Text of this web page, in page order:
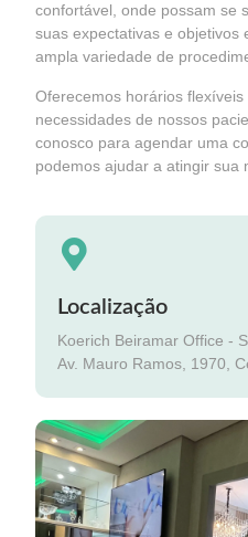
confortável, onde possam se
suas expectativas e objetivos
ampla variedade de
Oferecemos horários
necessidades de nossos
conosco para agendar uma
podemos ajudar a atingir sua
Localização
Koerich Beiramar Office -
Av. Mauro Ramos, 1970,